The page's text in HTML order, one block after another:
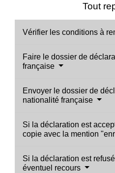
Tout
Vérifier les conditions à
Faire le dossier de
française
Envoyer le dossier de
nationalité française
Si la déclaration est
copie avec la mention
Si la déclaration est
éventuel recours